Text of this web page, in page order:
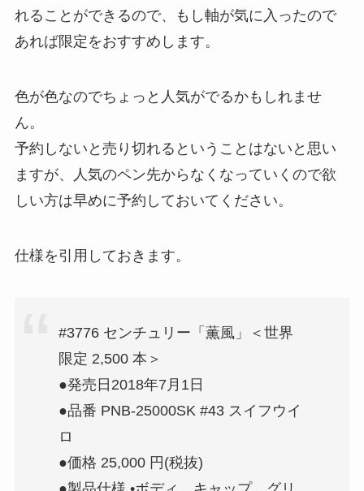
れることができるので、もし軸が気に入ったので
あれば限定をおすすめします。
色が色なのでちょっと人気がでるかもしれませ
ん。
予約しないと売り切れるということはないと思い
ますが、人気のペン先からなくなっていくので欲
しい方は早めに予約しておいてください。
仕様を引用しておきます。
#3776 センチュリー「薫風」＜世界
限定 2,500 本＞
●発売日2018年7月1日
●品番 PNB-25000SK #43 スイフウイ
ロ
●価格 25,000 円(税抜)